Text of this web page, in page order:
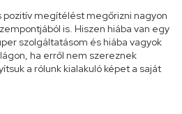
megítélést megőrizni nagyon
is. Hiszen hiába van egy
szolgáltatásom és hiába vagyok
ha erről nem szereznek
a rólunk kialakuló képet a saját